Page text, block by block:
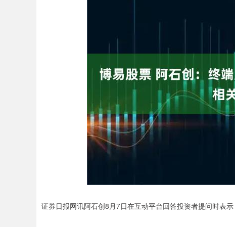
证券日报网讯阿石创8月7日在互动平台回答投资者提问时表